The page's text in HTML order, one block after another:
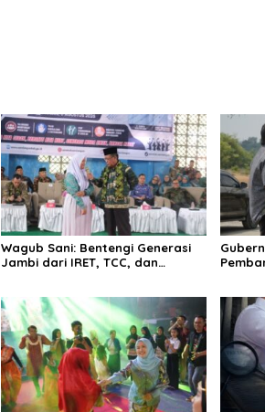
Wagub Sani: Bentengi Generasi
Jambi dari IRET, TCC, dan